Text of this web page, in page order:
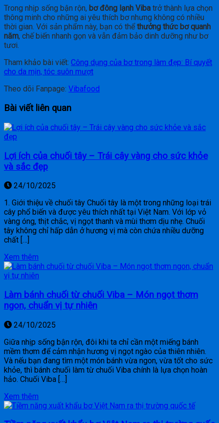
Trong nhịp sống bận rộn, bơ đông lạnh Viba trở thành lựa chọn
thông minh cho những ai yêu thích bơ nhưng không có nhiều
thời gian. Với sản phẩm này, bạn có thểthưởng thức bơ quanh
năm, chế biến nhanh gọn và vẫn đảm bảo dinh dưỡng như bơ
tươi.
Tham khảo bài viết: Công dụng của bơ trong làm đẹp: Bí quyết
cho da mịn, tóc suôn mượt
Theo dõi Fanpage: Vibafood
Bài viết liên quan
Lợi ích của chuối tây – Trái cây vàng cho sức khỏe
và sắc đẹp
24/10/2025
1. Giới thiệu về chuối tây Chuối tây là một trong những loại trái
cây phổ biến và được yêu thích nhất tại Việt Nam. Với lớp vỏ
vàng óng, thịt chắc, vị ngọt thanh và mùi thơm dịu nhẹ. Chuối
tây không chỉ hấp dẫn ở hương vị mà còn chứa nhiều dưỡng
chất […]
Xem thêm
Làm bánh chuối từ chuối Viba – Món ngọt thơm
ngon, chuẩn vị tự nhiên
24/10/2025
Giữa nhịp sống bận rộn, đôi khi ta chỉ cần một miếng bánh
mềm thơm để cảm nhận hương vị ngọt ngào của thiên nhiên.
Và nếu bạn đang tìm một món bánh vừa ngon, vừa tốt cho sức
khỏe, thì bánh chuối làm từ chuối Viba chính là lựa chọn hoàn
hảo. Chuối Viba […]
Xem thêm